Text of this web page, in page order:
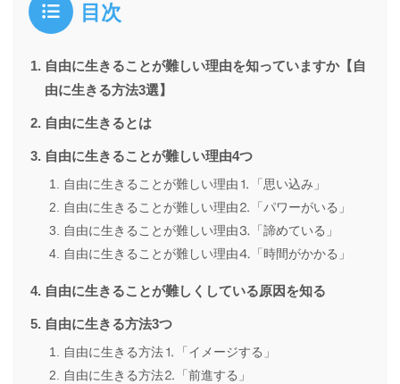
目次
自由に生きることが難しい理由を知っていますか【自
由に生きる方法3選】
自由に生きるとは
自由に生きることが難しい理由4つ
自由に生きることが難しい理由⒈「思い込み」
自由に生きることが難しい理由⒉「パワーがいる」
自由に生きることが難しい理由⒊「諦めている」
自由に生きることが難しい理由⒋「時間がかかる」
自由に生きることが難しくしている原因を知る
自由に生きる方法3つ
自由に生きる方法⒈「イメージする」
自由に生きる方法⒉「前進する」